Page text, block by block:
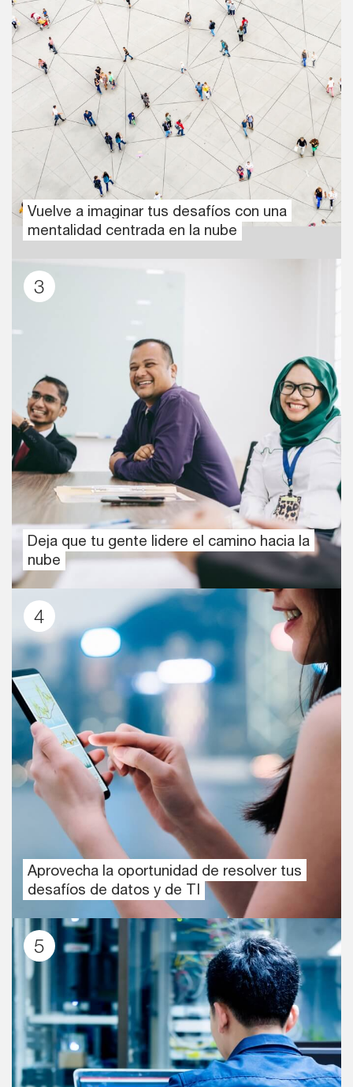
Vuelve a imaginar tus desafíos con una
mentalidad centrada en la nube
3
Deja que tu gente lidere el camino hacia la
nube
4
Aprovecha la oportunidad de resolver tus
desafíos de datos y de TI
5